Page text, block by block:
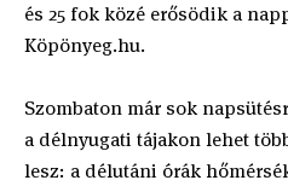
és 25 fok közé erősödik a
Köpönyeg.hu.
Szombaton már sok
a délnyugati tájakon lehet
lesz: a délutáni órák